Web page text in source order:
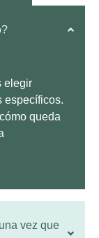
elegir
específicos.
queda
vez que